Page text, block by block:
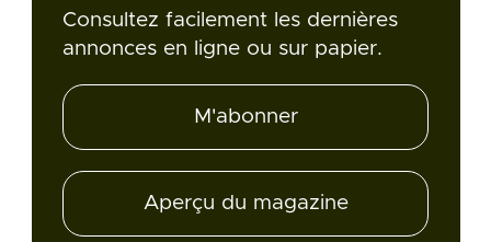
Consultez facilement les dernières
annonces en ligne ou sur papier.
M'abonner
Aperçu du magazine